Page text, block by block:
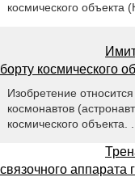
космического объекта
борту космического
Изобретение
космонавтов
космического объекта. .
связочного аппарата